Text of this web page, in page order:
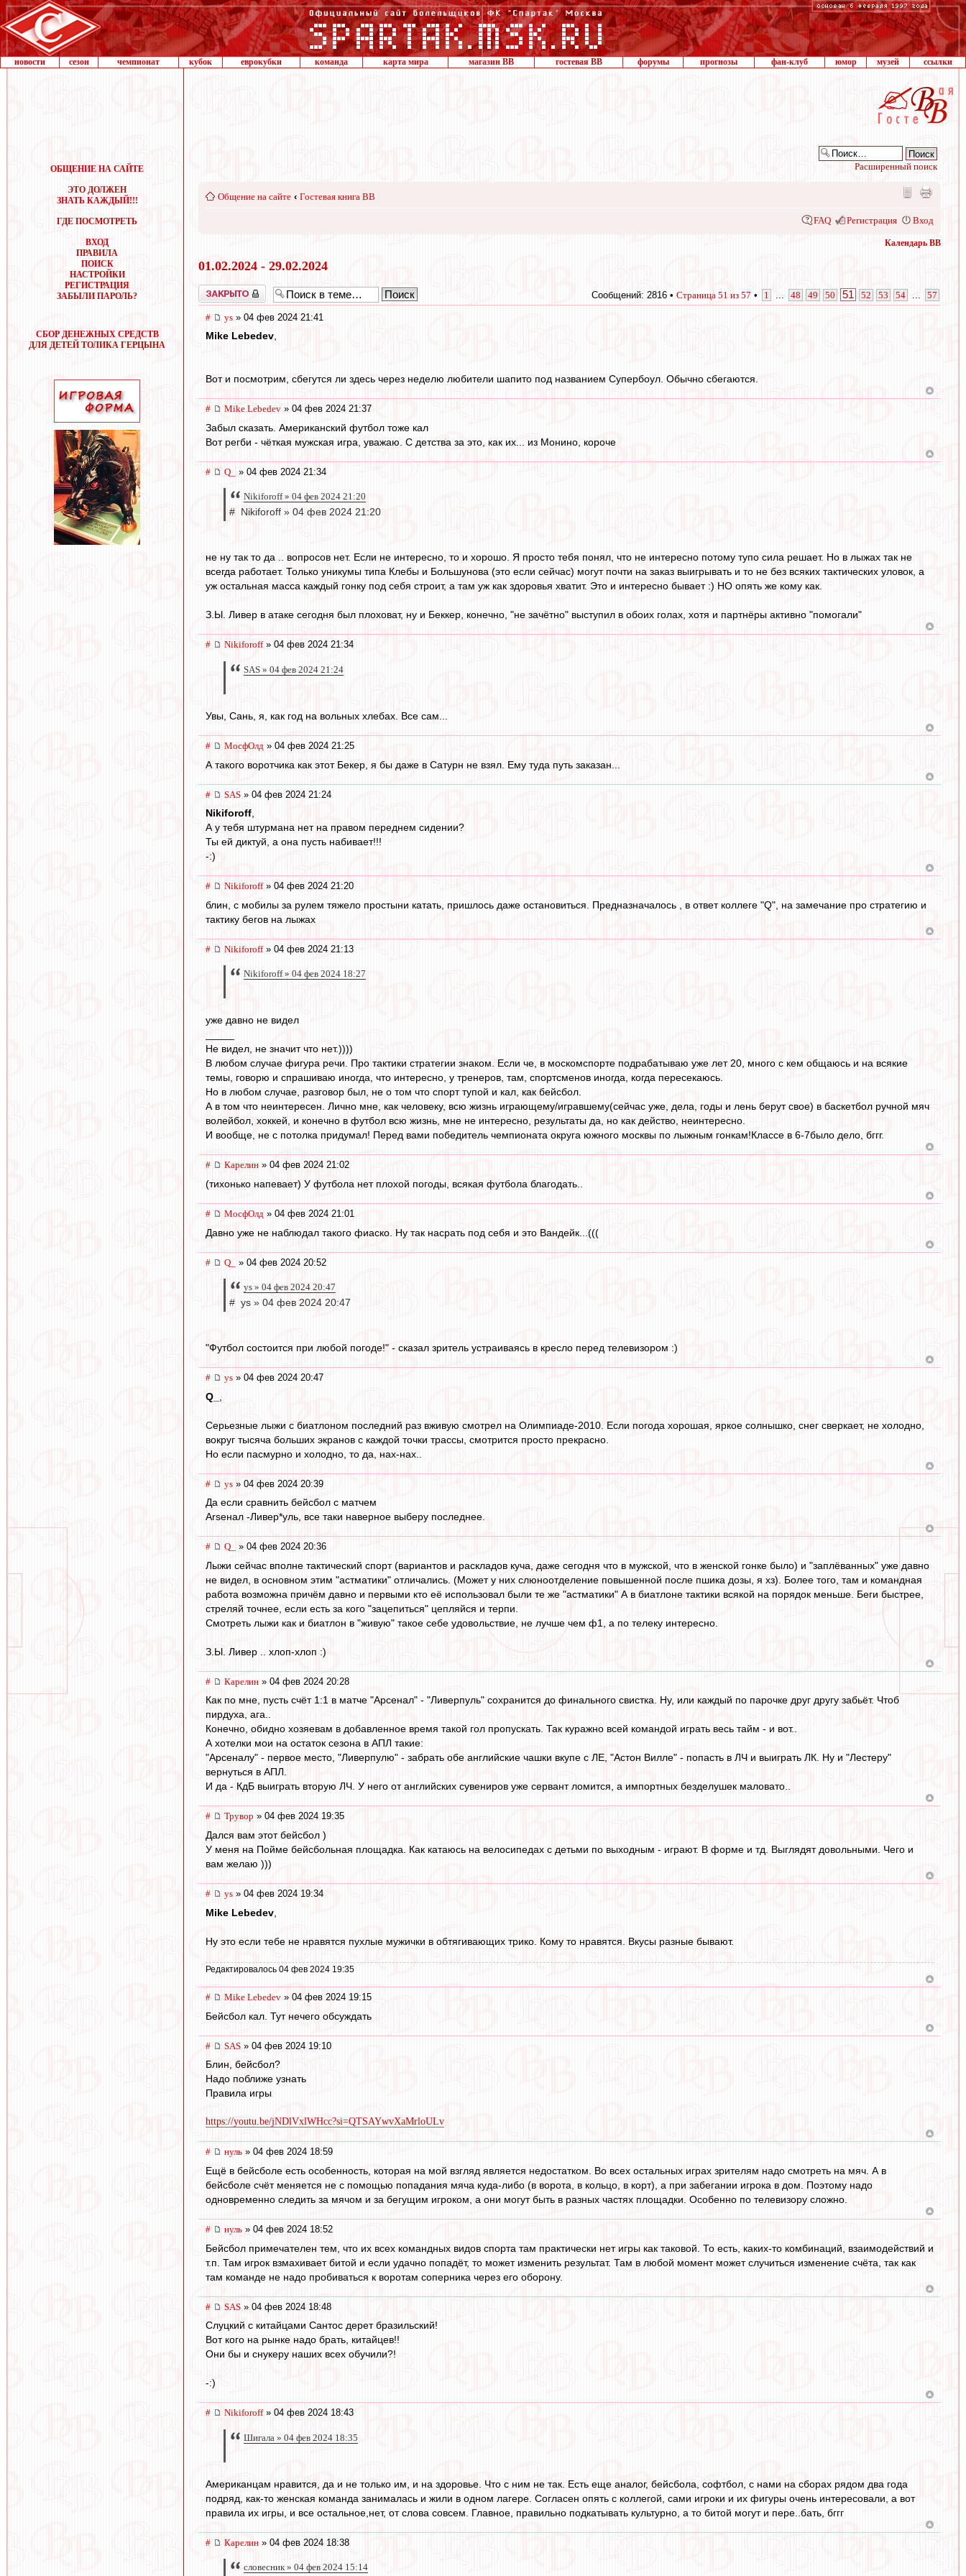
новости сезон чемпионат кубок еврокубки команда карта мира магазин ВВ гостевая ВВ форумы прогнозы фан-клуб юмор музей ссылки
ОБЩЕНИЕ НА САЙТЕ
ЭТО ДОЛЖЕН
ЗНАТЬ КАЖДЫЙ!!!
ГДЕ ПОСМОТРЕТЬ
ВХОД
ПРАВИЛА
ПОИСК
НАСТРОЙКИ
РЕГИСТРАЦИЯ
ЗАБЫЛИ ПАРОЛЬ?
СБОР ДЕНЕЖНЫХ СРЕДСТВ
ДЛЯ ДЕТЕЙ ТОЛИКА ГЕРЦЫНА
Расширенный поиск
Общение на сайте ‹ Гостевая книга ВВ
FAQ Регистрация Вход
Календарь ВВ
01.02.2024 - 29.02.2024
Закрыто Сообщений: 2816 • Страница 51 из 57 • 1 48 49 50 51 52 53 54 57
# ys » 04 фев 2024 21:41
Mike Lebedev,
Вот и посмотрим, сбегутся ли здесь через неделю любители шапито под названием Супербоул. Обычно сбегаются.
# Mike Lebedev » 04 фев 2024 21:37
Забыл сказать. Американский футбол тоже кал
Вот регби - чёткая мужская игра, уважаю. С детства за это, как их... из Монино, короче
# Q_ » 04 фев 2024 21:34
Nikiforoff » 04 фев 2024 21:20
# Nikiforoff » 04 фев 2024 21:20
не ну так то да .. вопросов нет. Если не интересно, то и хорошо. Я просто тебя понял, что не интересно потому тупо сила решает. Но в лыжах так не
всегда работает. Только уникумы типа Клебы и Большунова (это если сейчас) могут почти на заказ выигрывать и то не без всяких тактических уловок, а
уж остальная масса каждый гонку под себя строит, а там уж как здоровья хватит. Это и интересно бывает :) НО опять же кому как.
З.Ы. Ливер в атаке сегодня был плоховат, ну и Беккер, конечно, "не зачётно" выступил в обоих голах, хотя и партнёры активно "помогали"
# Nikiforoff» 04 фев 2024 21:34
SAS » 04 фев 2024 21:24
Увы, Сань, я, как год на вольных хлебах. Все сам...
# МосфОлд » 04 фев 2024 21:25
А такого воротчика как этот Бекер, я бы даже в Сатурн не взял. Ему туда путь заказан...
# SAS » 04 фев 2024 21:24
Nikiforoff
А у тебя штурмана нет на правом переднем сидении?
Ты ей диктуй, а она пусть набивает!!!
-:)
# Nikiforoff» 04 фев 2024 21:20
блин, с мобилы за рулем тяжело простыни катать, пришлось даже остановиться. Предназначалось , в ответ коллеге "Q", на замечание про стратегию и
тактику бегов на лыжах
# Nikiforoff» 04 фев 2024 21:13
Nikiforoff » 04 фев 2024 18:27
уже давно не видел
Не видел, не значит что нет.))))
В любом случае фигура речи. Про тактики стратегии знаком. Если че, в москомспорте подрабатываю уже лет 20, много с кем общаюсь и на всякие
темы, говорю и спрашиваю иногда, что интересно, у тренеров, там, спортсменов иногда, когда пересекаюсь.
Но в любом случае, разговор был, не о том что спорт тупой и кал, как бейсбол.
А в том что неинтересен. Лично мне, как человеку, всю жизнь играющему/игравшему(сейчас уже, дела, годы и лень берут свое) в баскетбол ручной мяч
волейбол, хоккей, и конечно в футбол всю жизнь, мне не интересно, результаты да, но как действо, неинтересно.
И вообще, не с потолка придумал! Перед вами победитель чемпионата округа южного москвы по лыжным гонкам!Классе в 6-7было дело, бггг.
# Карелин » 04 фев 2024 21:02
(тихонько напевает) У футбола нет плохой погоды, всякая футбола благодать..
# МосфОлд » 04 фев 2024 21:01
Давно уже не наблюдал такого фиаско. Ну так насрать под себя и это Вандейк...(((
# Q_ » 04 фев 2024 20:52
ys » 04 фев 2024 20:47
# ys » 04 фев 2024 20:47
"Футбол состоится при любой погоде!" - сказал зритель устраиваясь в кресло перед телевизором :)
# ys » 04 фев 2024 20:47
Q_
Серьезные лыжи с биатлоном последний раз вживую смотрел на Олимпиаде-2010. Если погода хорошая, яркое солнышко, снег сверкает, не холодно,
вокруг тысяча больших экранов с каждой точки трассы, смотрится просто прекрасно.
Но если пасмурно и холодно, то да, нах-нах..
# ys » 04 фев 2024 20:39
Да если сравнить бейсбол с матчем
Arseнал -Ливер*уль, все таки наверное выберу последнее.
# Q_ » 04 фев 2024 20:36
Лыжи сейчас вполне тактический спорт (вариантов и раскладов куча, даже сегодня что в мужской, что в женской гонке было) и "заплёванных" уже давно
не видел, в основном этим "астматики" отличались. (Может у них слюноотделение повышенной после пшика дозы, я хз). Более того, там и командная
работа возможна причём давно и первыми кто её использовал были те же "астматики" А в биатлоне тактики всякой на порядок меньше. Беги быстрее,
стреляй точнее, если есть за кого "зацепиться" цепляйся и терпи.
Смотреть лыжи как и биатлон в "живую" такое себе удовольствие, не лучше чем ф1, а по телеку интересно.
З.Ы. Ливер .. хлоп-хлоп :)
# Карелин » 04 фев 2024 20:28
Как по мне, пусть счёт 1:1 в матче "Арсенал" - "Ливерпуль" сохранится до финального свистка. Ну, или каждый по парочке друг другу забьёт. Чтоб
пирдуха, ага..
Конечно, обидно хозяевам в добавленное время такой гол пропускать. Так куражно всей командой играть весь тайм - и вот..
А хотелки мои на остаток сезона в АПЛ такие:
"Арсеналу" - первое место, "Ливерпулю" - забрать обе английские чашки вкупе с ЛЕ, "Астон Вилле" - попасть в ЛЧ и выиграть ЛК. Ну и "Лестеру"
вернуться в АПЛ.
И да - КдБ выиграть вторую ЛЧ. У него от английских сувениров уже сервант ломится, а импортных безделушек маловато..
# Трувор » 04 фев 2024 19:35
Дался вам этот бейсбол )
У меня на Пойме бейсбольная площадка. Как катаюсь на велосипедах с детьми по выходным - играют. В форме и тд. Выглядят довольными. Чего и
вам желаю )))
# ys » 04 фев 2024 19:34
Mike Lebedev
Ну это если тебе не нравятся пухлые мужички в обтягивающих трико. Кому то нравятся. Вкусы разные бывают.
Редактировалось 04 фев 2024 19:35
# Mike Lebedev » 04 фев 2024 19:15
Бейсбол кал. Тут нечего обсуждать
# SAS » 04 фев 2024 19:10
Блин, бейсбол?
Надо поближе узнать
Правила игры
https://youtu.be/jNDlVxlWHcc?si=QTSAYwvXaMrloULv
# нуль » 04 фев 2024 18:59
Ещё в бейсболе есть особенность, которая на мой взгляд является недостатком. Во всех остальных играх зрителям надо смотреть на мяч. А в
бейсболе счёт меняется не с помощью попадания мяча куда-либо (в ворота, в кольцо, в корт), а при забегании игрока в дом. Поэтому надо
одновременно следить за мячом и за бегущим игроком, а они могут быть в разных частях площадки. Особенно по телевизору сложно.
# нуль » 04 фев 2024 18:52
Бейсбол примечателен тем, что их всех командных видов спорта там практически нет игры как таковой. То есть, каких-то комбинаций, взаимодействий и
т.п. Там игрок взмахивает битой и если удачно попадёт, то может изменить результат. Там в любой момент может случиться изменение счёта, так как
там команде не надо пробиваться к воротам соперника через его оборону.
# SAS » 04 фев 2024 18:48
Слуцкий с китайцами Сантос дерет бразильский!
Вот кого на рынке надо брать, китайцев!!
Они бы и снукеру наших всех обучили?!
-:)
# Nikiforoff» 04 фев 2024 18:43
Шигала » 04 фев 2024 18:35
Американцам нравится, да и не только им, и на здоровье. Что с ним не так. Есть еще аналог, бейсбола, софтбол, с нами на сборах рядом два года
подряд, как-то женская команда занималась и жили в одном лагере. Согласен опять с коллегой, сами игроки и их фигуры очень интересовали, а вот
правила их игры, и все остальное,нет, от слова совсем. Главное, правильно подкатывать культурно, а то битой могут и пере..бать, бггг
# Карелин » 04 фев 2024 18:38
словесник » 04 фев 2024 15:14